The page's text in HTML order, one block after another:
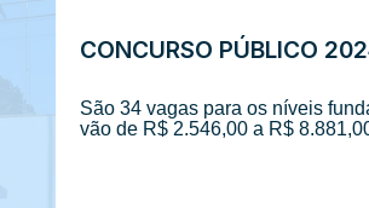
CONCURSO PÚBLICO
São 34 vagas para os níveis
vão de R$ 2.546,00 a R$